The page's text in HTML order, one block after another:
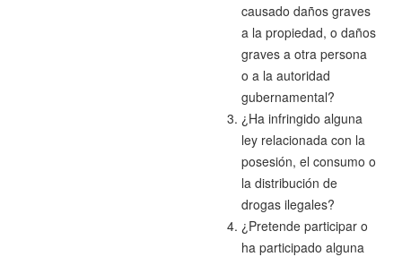
causado daños graves
a la propiedad, o daños
graves a otra persona
o a la autoridad
gubernamental?
¿Ha infringido alguna
ley relacionada con la
posesión, el consumo o
la distribución de
drogas ilegales?
¿Pretende participar o
ha participado alguna